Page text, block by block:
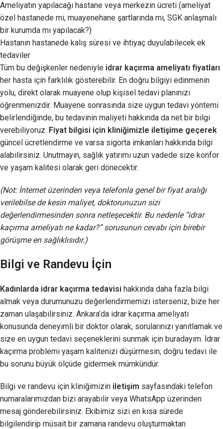
Ameliyatın yapılacağı hastane veya merkezin ücreti (ameliyat
özel hastanede mi, muayenehane şartlarında mı, SGK anlaşmalı
bir kurumda mı yapılacak?)
Hastanın hastanede kalış süresi ve ihtiyaç duyulabilecek ek
tedaviler
Tüm bu değişkenler nedeniyle idrar kaçırma ameliyatı fiyatları
her hasta için farklılık gösterebilir. En doğru bilgiyi edinmenin
yolu, direkt olarak muayene olup kişisel tedavi planınızı
öğrenmenizdir. Muayene sonrasında size uygun tedavi yöntemi
belirlendiğinde, bu tedavinin maliyeti hakkında da net bir bilgi
verebiliyoruz. Fiyat bilgisi için kliniğimizle iletişime geçerek
güncel ücretlendirme ve varsa sigorta imkanları hakkında bilgi
alabilirsiniz. Unutmayın, sağlık yatırımı uzun vadede size konfor
ve yaşam kalitesi olarak geri dönecektir.
(Not: İnternet üzerinden veya telefonla genel bir fiyat aralığı
verilebilse de kesin maliyet, doktorunuzun sizi
değerlendirmesinden sonra netleşecektir. Bu nedenle “idrar
kaçırma ameliyatı ne kadar?” sorusunun cevabı için birebir
görüşme en sağlıklısıdır.)
Bilgi ve Randevu İçin
Kadınlarda idrar kaçırma tedavisi hakkında daha fazla bilgi
almak veya durumunuzu değerlendirmemizi isterseniz, bize her
zaman ulaşabilirsiniz. Ankara’da idrar kaçırma ameliyatı
konusunda deneyimli bir doktor olarak, sorularınızı yanıtlamak ve
size en uygun tedavi seçeneklerini sunmak için buradayım. İdrar
kaçırma problemi yaşam kalitenizi düşürmesin; doğru tedavi ile
bu sorunu büyük ölçüde gidermek mümkündür.
Bilgi ve randevu için kliniğimizin iletişim sayfasındaki telefon
numaralarımızdan bizi arayabilir veya WhatsApp üzerinden
mesaj gönderebilirsiniz. Ekibimiz sizi en kısa sürede
bilgilendirip müsait bir zamana randevu oluşturmaktan